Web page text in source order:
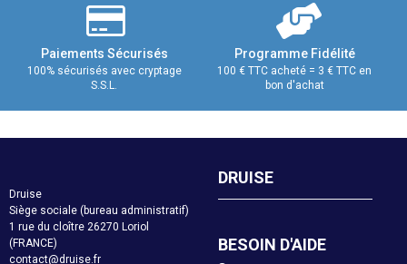
Paiements Sécurisés
100% sécurisés avec cryptage
S.S.L.
Programme Fidélité
100 € TTC acheté = 3 € TTC en
bon d'achat
Druise
Siège sociale (bureau administratif)
1 rue du cloître 26270 Loriol
(FRANCE)
contact@druise.fr
DRUISE
BESOIN D'AIDE